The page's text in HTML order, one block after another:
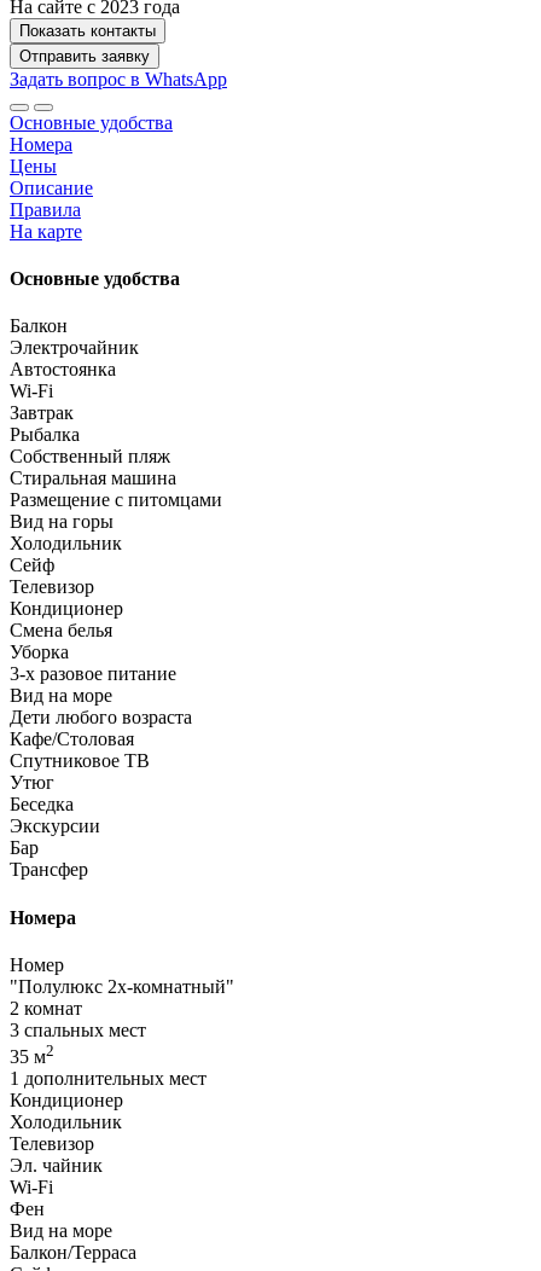
На сайте с 2023 года
Показать контакты
Отправить заявку
Задать вопрос в WhatsApp
Основные удобства
Номера
Цены
Описание
Правила
На карте
Основные удобства
Балкон
Электрочайник
Автостоянка
Wi-Fi
Завтрак
Рыбалка
Собственный пляж
Стиральная машина
Размещение с питомцами
Вид на горы
Холодильник
Сейф
Телевизор
Кондиционер
Смена белья
Уборка
3-х разовое питание
Вид на море
Дети любого возраста
Кафе/Столовая
Спутниковое ТВ
Утюг
Беседка
Экскурсии
Бар
Трансфер
Номера
Номер
"Полулюкс 2х-комнатный"
2 комнат
3 спальных мест
35 м2
1 дополнительных мест
Кондиционер
Холодильник
Телевизор
Эл. чайник
Wi-Fi
Фен
Вид на море
Балкон/Терраса